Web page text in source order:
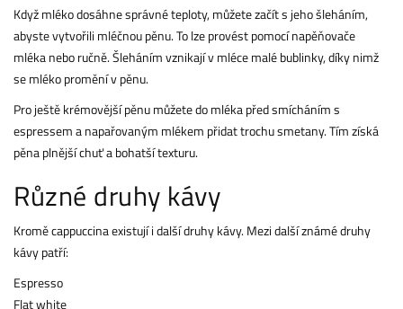
Když mléko dosáhne správné teploty, můžete začít s jeho šleháním,
abyste vytvořili mléčnou pěnu. To lze provést pomocí napěňovače
mléka nebo ručně. Šleháním vznikají v mléce malé bublinky, díky nimž
se mléko promění v pěnu.
Pro ještě krémovější pěnu můžete do mléka před smícháním s
espressem a napařovaným mlékem přidat trochu smetany. Tím získá
pěna plnější chuť a bohatší texturu.
Různé druhy kávy
Kromě cappuccina existují i další druhy kávy. Mezi další známé druhy
kávy patří:
Espresso
Flat white